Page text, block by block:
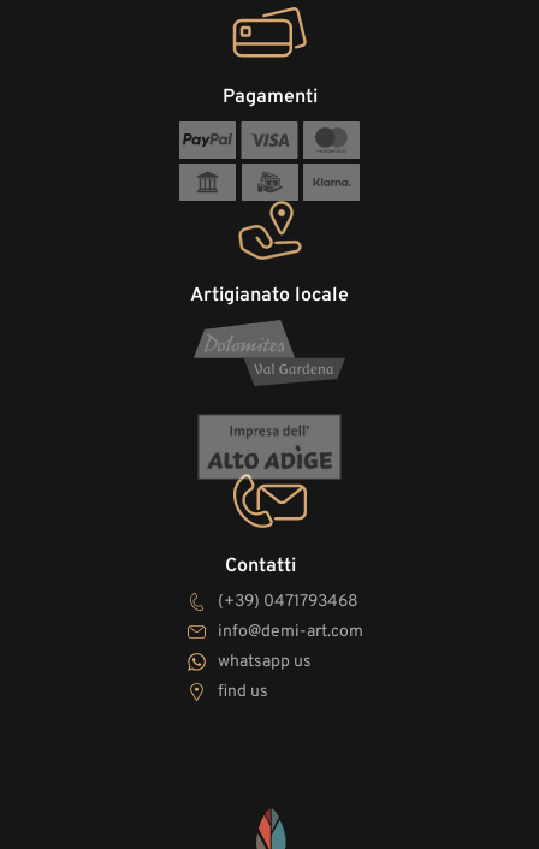
Contatti
(+39) 0471793468
info@demi-art.com
whatsapp us
find us
Artigianato locale
Pagamenti